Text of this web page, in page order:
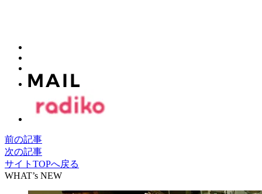
前の記事
次の記事
サイトTOPへ戻る
WHAT’s NEW